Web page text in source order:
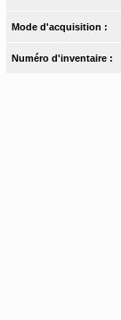
Mode d'acquisition :
Numéro d'inventaire :